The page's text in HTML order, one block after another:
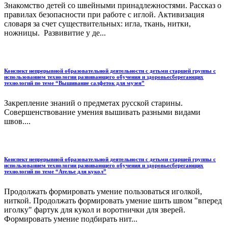
Знакомство детей со швейными принадлежностями. Рассказ о
правилах безопасности при работе с иглой. Активизация
словаря за счет существительных: игла, ткань, нитки,
ножницы. Развивитие у де...
Конспект непрерывной образовательной деятельности с детьми старшей группы с
использованием технологии развивающего обучения и здоровьесберегающих
технологий по теме “Вышивание салфеток для музея”
Закрепление знаний о предметах русской старины.
Совершенствование умения вышивать разными видами
швов....
Конспект непрерывной образовательной деятельности с детьми старшей группы с
использованием технологии развивающего обучения и здоровьесберегающих
технологий по теме “Ателье для кукол”
Продолжать формировать умение пользоваться иголкой,
ниткой. Продолжать формировать умение шить швом "вперед
иголку" фартук для кукол и воротнички для зверей.
Формировать умение подбирать нит...